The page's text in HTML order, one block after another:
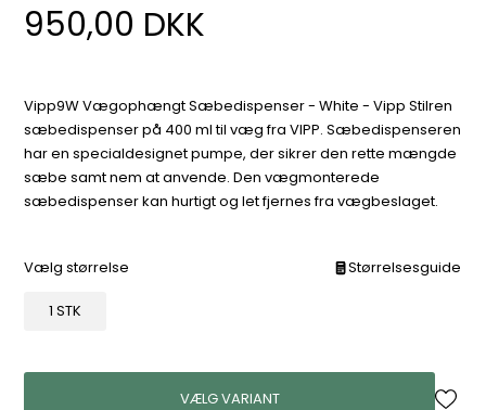
950,00 DKK
Vipp9W Vægophængt Sæbedispenser - White - Vipp Stilren
sæbedispenser på 400 ml til væg fra VIPP. Sæbedispenseren
har en specialdesignet pumpe, der sikrer den rette mængde
sæbe samt nem at anvende. Den vægmonterede
sæbedispenser kan hurtigt og let fjernes fra vægbeslaget.
Vælg størrelse Størrelsesguide
1 STK
VÆLG VARIANT